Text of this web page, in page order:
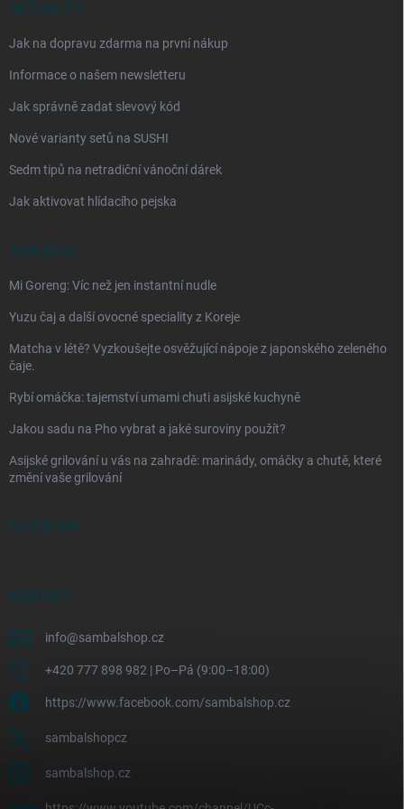
AKTUALITY
Jak na dopravu zdarma na první nákup
Informace o našem newsletteru
Jak správně zadat slevový kód
Nové varianty setů na SUSHI
Sedm tipů na netradiční vánoční dárek
Jak aktivovat hlídacího pejska
ASIA BLOG
Mi Goreng: Víc než jen instantní nudle
Yuzu čaj a další ovocné speciality z Koreje
Matcha v létě? Vyzkoušejte osvěžující nápoje z japonského zeleného
čaje.
Rybí omáčka: tajemství umami chuti asijské kuchyně
Jakou sadu na Pho vybrat a jaké suroviny použít?
Asijské grilování u vás na zahradě: marinády, omáčky a chutě, které
změní vaše grilování
FACEBOOK
KONTAKT
info@sambalshop.cz
+420 777 898 982 | Po–Pá (9:00–18:00)
https://www.facebook.com/sambalshop.cz
sambalshopcz
sambalshop.cz